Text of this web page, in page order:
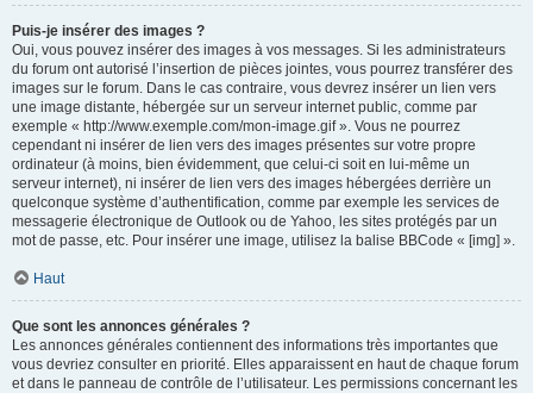
Puis-je insérer des images ?
Oui, vous pouvez insérer des images à vos messages. Si les administrateurs
du forum ont autorisé l’insertion de pièces jointes, vous pourrez transférer des
images sur le forum. Dans le cas contraire, vous devrez insérer un lien vers
une image distante, hébergée sur un serveur internet public, comme par
exemple « http://www.exemple.com/mon-image.gif ». Vous ne pourrez
cependant ni insérer de lien vers des images présentes sur votre propre
ordinateur (à moins, bien évidemment, que celui-ci soit en lui-même un
serveur internet), ni insérer de lien vers des images hébergées derrière un
quelconque système d’authentification, comme par exemple les services de
messagerie électronique de Outlook ou de Yahoo, les sites protégés par un
mot de passe, etc. Pour insérer une image, utilisez la balise BBCode « [img] ».
Haut
Que sont les annonces générales ?
Les annonces générales contiennent des informations très importantes que
vous devriez consulter en priorité. Elles apparaissent en haut de chaque forum
et dans le panneau de contrôle de l’utilisateur. Les permissions concernant les